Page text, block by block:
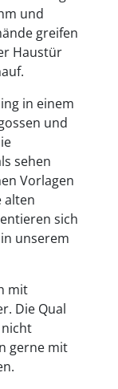
und
greifen
Haustür
in einem
und
sehen
Vorlagen
alten
sich
unserem
mit
Die Qual
gerne mit